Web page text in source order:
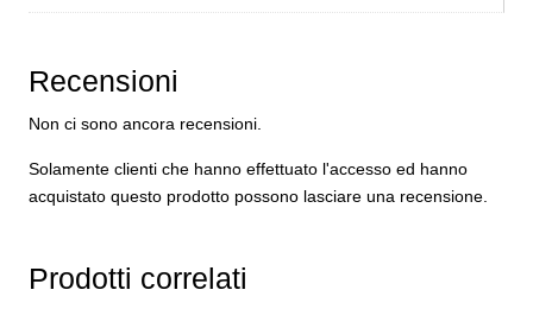
Recensioni
Non ci sono ancora recensioni.
Solamente clienti che hanno effettuato l'accesso ed hanno
acquistato questo prodotto possono lasciare una recensione.
Prodotti correlati